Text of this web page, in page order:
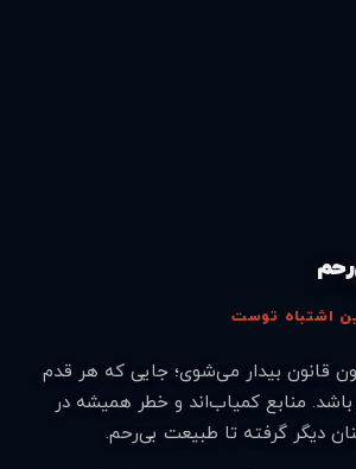
قانون بیدار می‌شوی؛ جایی که هر قدم
منابع کمیاب‌اند و خطر همیشه در
دیگر گرفته تا طبیعت بی‌رحم.